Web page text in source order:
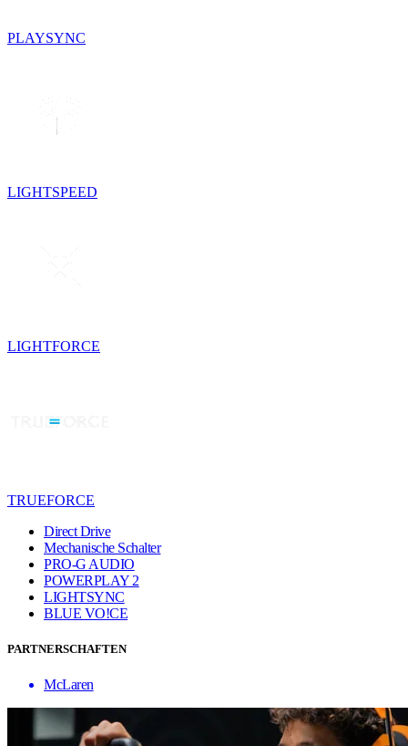
PLAYSYNC
LIGHTSPEED
LIGHTFORCE
TRUEFORCE
Direct Drive
Mechanische Schalter
PRO-G AUDIO
POWERPLAY 2
LIGHTSYNC
BLUE VO!CE
PARTNERSCHAFTEN
McLaren